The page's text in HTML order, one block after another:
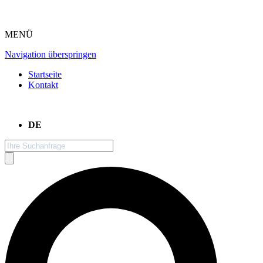
MENÜ
Navigation überspringen
Startseite
Kontakt
DE